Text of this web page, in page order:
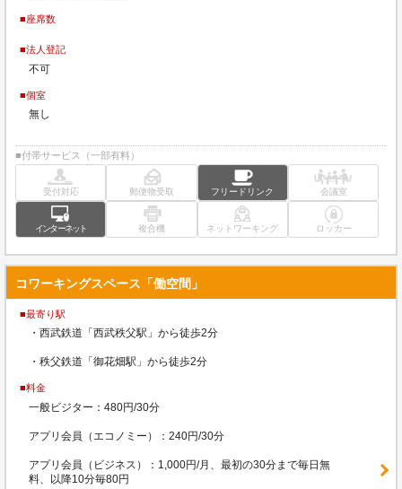
■座席数
■法人登記
不可
■個室
無し
■付帯サービス（一部有料）
受付対応 郵便物受取 フリードリンク 会議室
インターネット 複合機 ネットワーキング ロッカー
コワーキングスペース「働空間」
■最寄り駅
・西武鉄道「西武秩父駅」から徒歩2分
・秩父鉄道「御花畑駅」から徒歩2分
■料金
一般ビジター：480円/30分
アプリ会員（エコノミー）：240円/30分
アプリ会員（ビジネス）：1,000円/月、最初の30分まで毎日無
料、以降10分毎80円